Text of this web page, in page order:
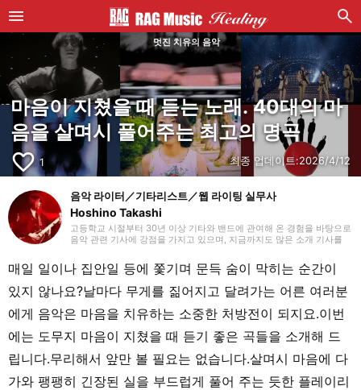
멋진 치유의 음악
마음이 지쳤을 때 듣는 노래. 40대의 마
음을 살며시 풀어주는 최고의 명곡
favorite_border 1 최종 업데이트:2026/4/12
음악 라이터／기타리스트／웹 라이팅 실무사
Hoshino Takashi
고등학교 시절부터 30년 이상 기타와 밴드에 관여해 온 경험을 바탕으로
음악 관련 기사에 강점을 가지고 있으며, 지금까지도 많은 소개 기사를
장르를 선호하지만, 국내외를 가리지 않고 매일 다양한 장르에 귀 기울이
도록 하고 있습니다. 2018년부터 프리랜서 라이터로 활동을 시작했으며,
웹 라이팅 실무 자격을 보유하고 있습니다. 또한 라이팅 외에도 영상 편
집을 공부하고 있습니다. 개인적으로는 초등학생 자녀를 돌보고 있으며,
파쿠르와 댄스 등 학원 활동을 챙기면서 지내고 있습니다.
매일 일이나 집안일 등에 쫓기며 문득 숨이 막히는 순간이
있지 않나요?날마다 무게를 짊어지고 달려가는 어른 여러분
에게 음악은 마음을 치유하는 소중한 처방전이 되지요.이번
에는 도무지 마음이 지쳤을 때 듣기 좋은 곡들을 소개해 드
립니다.무리해서 앞만 볼 필요는 없습니다.살며시 마음에 다
가와 팽팽히 긴장된 실을 부드럽게 풀어 주는 듯한 플레이리